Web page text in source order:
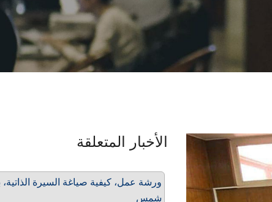
الأخبار المتعلقة
ورشة عمل، كيفية صياغة السيرة
شمس